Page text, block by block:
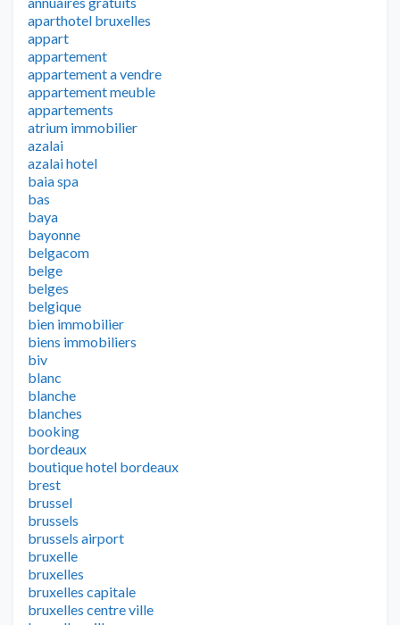
aparthotel bruxelles
appart
appartement
appartement a vendre
appartement meuble
appartements
atrium immobilier
azalai
azalai hotel
baia spa
bas
baya
bayonne
belgacom
belge
belges
belgique
bien immobilier
biens immobiliers
biv
blanc
blanche
blanches
booking
bordeaux
boutique hotel bordeaux
brest
brussel
brussels
brussels airport
bruxelle
bruxelles
bruxelles capitale
bruxelles centre ville